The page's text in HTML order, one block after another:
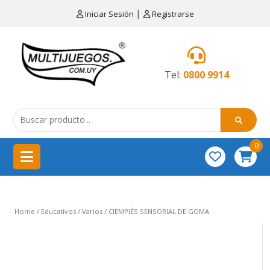
Iniciar Sesión | Registrarse
Tel: 0800 9914
MENÚ
de
cocina
China
importación
0
Home / Educativos / Varios / CIEMPIÉS SENSORIAL DE GOMA